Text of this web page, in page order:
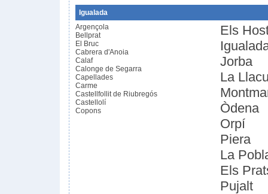
Igualada
Argençola
Bellprat
El Bruc
Cabrera d'Anoia
Calaf
Calonge de Segarra
Capellades
Carme
Castellfollit de Riubregós
Castellolí
Copons
Els
Jorba
La
Òdena
Orpí
Piera
La
Els
Pujalt